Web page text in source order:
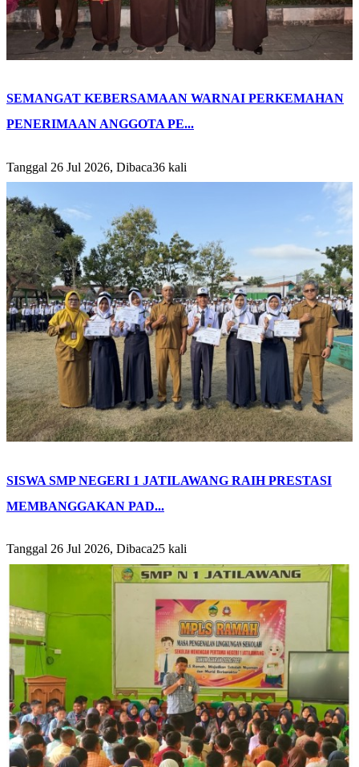
SEMANGAT KEBERSAMAAN WARNAI PERKEMAHAN
PENERIMAAN ANGGOTA PE...
Tanggal 26 Jul 2026, Dibaca36 kali
SISWA SMP NEGERI 1 JATILAWANG RAIH PRESTASI
MEMBANGGAKAN PAD...
Tanggal 26 Jul 2026, Dibaca25 kali